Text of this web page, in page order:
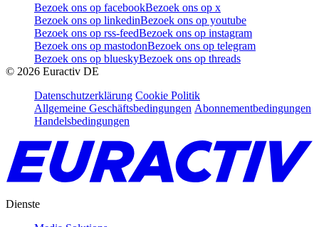
Bezoek ons op facebookBezoek ons op x
Bezoek ons op linkedinBezoek ons op youtube
Bezoek ons op rss-feedBezoek ons op instagram
Bezoek ons op mastodonBezoek ons op telegram
Bezoek ons op blueskyBezoek ons op threads
© 2026 Euractiv DE
Datenschutzerklärung Cookie Politik
Allgemeine Geschäftsbedingungen Abonnementbedingungen
Handelsbedingungen
Dienste